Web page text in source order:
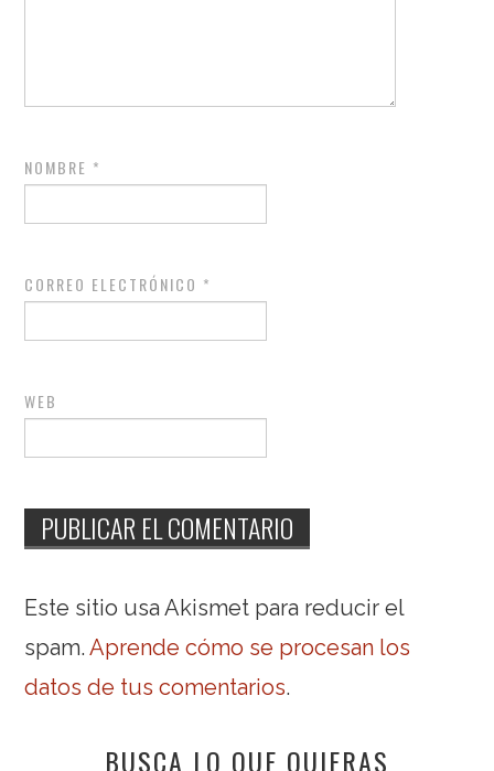
NOMBRE *
CORREO ELECTRÓNICO *
WEB
Este sitio usa Akismet para reducir el
spam.Aprende cómo se procesan los
datos de tus comentarios.
BUSCA LO QUE QUIERAS